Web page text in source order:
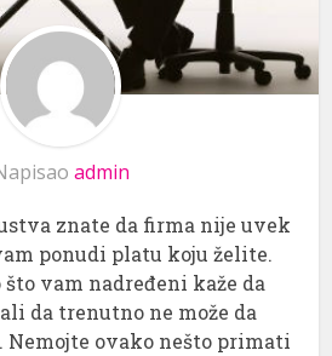
admin
znate da firma nije uvek
ponudi platu koju želite.
vam nadređeni kaže da
da trenutno ne može da
Nemojte ovako nešto primati